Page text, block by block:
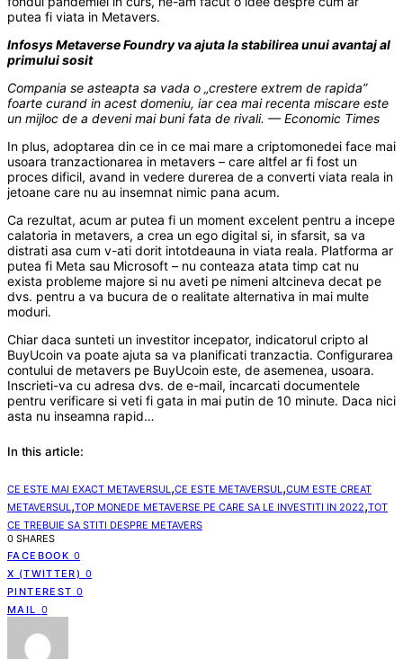
putea fi viata in Metavers.
Infosys Metaverse Foundry va ajuta la stabilirea unui avantaj al
primului sosit
Compania se asteapta sa vada o „crestere extrem de rapida”
foarte curand in acest domeniu, iar cea mai recenta miscare este
un mijloc de a deveni mai buni fata de rivali. — Economic Times
In plus, adoptarea din ce in ce mai mare a criptomonedei face mai
usoara tranzactionarea in metavers – care altfel ar fi fost un
proces dificil, avand in vedere durerea de a converti viata reala in
jetoane care nu au insemnat nimic pana acum.
Ca rezultat, acum ar putea fi un moment excelent pentru a incepe
calatoria in metavers, a crea un ego digital si, in sfarsit, sa va
distrati asa cum v-ati dorit intotdeauna in viata reala. Platforma ar
putea fi Meta sau Microsoft – nu conteaza atata timp cat nu
exista probleme majore si nu aveti pe nimeni altcineva decat pe
dvs. pentru a va bucura de o realitate alternativa in mai multe
moduri.
Chiar daca sunteti un investitor incepator, indicatorul cripto al
BuyUcoin va poate ajuta sa va planificati tranzactia. Configurarea
contului de metavers pe BuyUcoin este, de asemenea, usoara.
Inscrieti-va cu adresa dvs. de e-mail, incarcati documentele
pentru verificare si veti fi gata in mai putin de 10 minute. Daca nici
asta nu inseamna rapid…
In this article:
CE ESTE MAI EXACT METAVERSUL ,CE ESTE METAVERSUL ,CUM ESTE CREAT
METAVERSUL ,TOP MONEDE METAVERSE PE CARE SA LE INVESTITI IN 2022,TOT
CE TREBUIE SA STITI DESPRE METAVERS
0 SHARES
FACEBOOK 0
X (TWITTER) 0
PINTEREST 0
MAIL
0